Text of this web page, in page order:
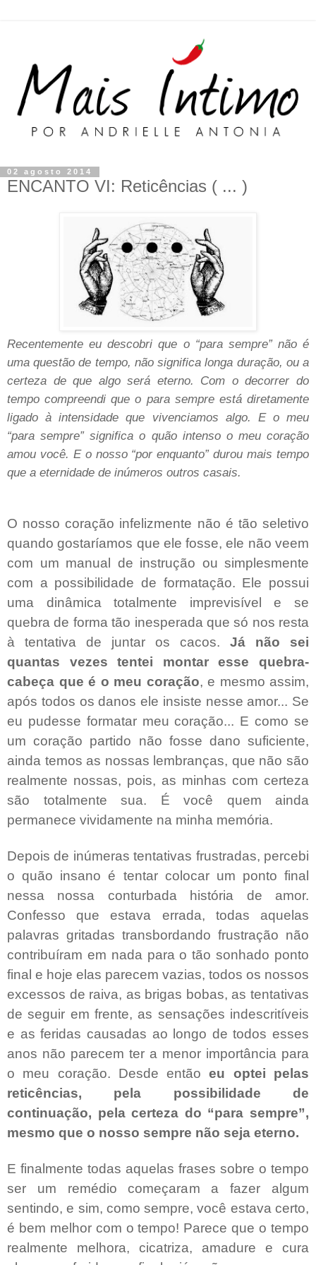
02 agosto 2014
ENCANTO VI: Reticências ( ... )
Recentemente eu descobri que o “para sempre” não é
uma questão de tempo, não significa longa duração, ou a
certeza de que algo será eterno. Com o decorrer do
tempo compreendi que o para sempre está diretamente
ligado à intensidade que vivenciamos algo. E o meu
“para sempre” significa o quão intenso o meu coração
amou você. E o nosso “por enquanto” durou mais tempo
que a eternidade de inúmeros outros casais.
O nosso coração infelizmente não é tão seletivo
quando gostaríamos que ele fosse, ele não veem
com um manual de instrução ou simplesmente
com a possibilidade de formatação. Ele possui
uma dinâmica totalmente imprevisível e se
quebra de forma tão inesperada que só nos resta
à tentativa de juntar os cacos. Já não sei
quantas vezes tentei montar esse quebra-
cabeça que é o meu coração, e mesmo assim,
após todos os danos ele insiste nesse amor... Se
eu pudesse formatar meu coração... E como se
um coração partido não fosse dano suficiente,
ainda temos as nossas lembranças, que não são
realmente nossas, pois, as minhas com certeza
são totalmente sua. É você quem ainda
permanece vividamente na minha memória.
Depois de inúmeras tentativas frustradas, percebi
o quão insano é tentar colocar um ponto final
nessa nossa conturbada história de amor.
Confesso que estava errada, todas aquelas
palavras gritadas transbordando frustração não
contribuíram em nada para o tão sonhado ponto
final e hoje elas parecem vazias, todos os nossos
excessos de raiva, as brigas bobas, as tentativas
de seguir em frente, as sensações indescritíveis
e as feridas causadas ao longo de todos esses
anos não parecem ter a menor importância para
o meu coração. Desde entãoeu optei pelas
reticências, pela possibilidade de
continuação, pela certeza do “para sempre”,
mesmo que o nosso sempre não seja eterno.
E finalmente todas aquelas frases sobre o tempo
ser um remédio começaram a fazer algum
sentindo, e sim, como sempre, você estava certo,
é bem melhor com o tempo! Parece que o tempo
realmente melhora, cicatriza, amadure e cura